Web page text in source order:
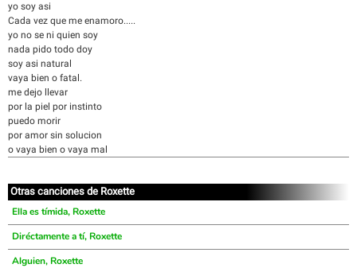
yo soy asi
Cada vez que me enamoro.....
yo no se ni quien soy
nada pido todo doy
soy asi natural
vaya bien o fatal.
me dejo llevar
por la piel por instinto
puedo morir
por amor sin solucion
o vaya bien o vaya mal
Otras canciones de Roxette
Ella es tímida, Roxette
Diréctamente a tí, Roxette
Alguien, Roxette